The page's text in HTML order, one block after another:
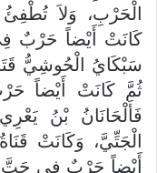
الْحَرْبِ، وَلاَ
كَانَتْ أَيْضاً حَرْبٌ
سَبْكَايُ الْحُوشِيُّ
ثُمَّ كَانَتْ أَيْضاً
فَأَلْحَانَانُ بْنُ
الْجَتِّيَّ، وَكَانَتْ
أَيْضاً حَرْبٌ فِي جَتَّ،